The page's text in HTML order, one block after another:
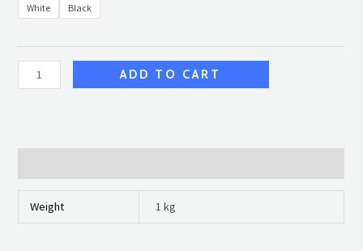
White Black
ADD TO CART
Weight 1 kg